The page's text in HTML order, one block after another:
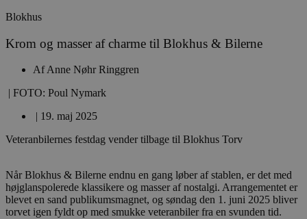
Blokhus
Krom og masser af charme til Blokhus & Bilerne
AfAnne Nøhr Ringgren
| FOTO: Poul Nymark
| 19. maj 2025
Veteranbilernes festdag vender tilbage til Blokhus Torv
Når Blokhus & Bilerne endnu en gang løber af stablen, er det med
højglanspolerede klassikere og masser af nostalgi. Arrangementet er
blevet en sand publikumsmagnet, og søndag den 1. juni 2025 bliver
torvet igen fyldt op med smukke veteranbiler fra en svunden tid.